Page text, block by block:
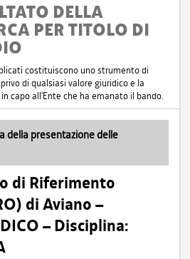
DELLA
PER TITOLO DI
costituiscono uno strumento di
di qualsiasi valore giuridico e la
capo all'Ente che ha emanato il bando.
della presentazione delle
di Riferimento
di Aviano –
– Disciplina: